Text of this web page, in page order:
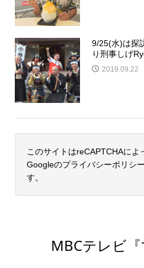
9/25(水)は探
り刑事しげ
2019.09.22
このサイトはreCAPTCHAによ
Googleのプライバシーポリシー
す。
MBCテレビ『